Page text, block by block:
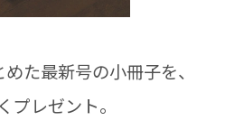
た最新号の⼩冊⼦を、
プレゼント。